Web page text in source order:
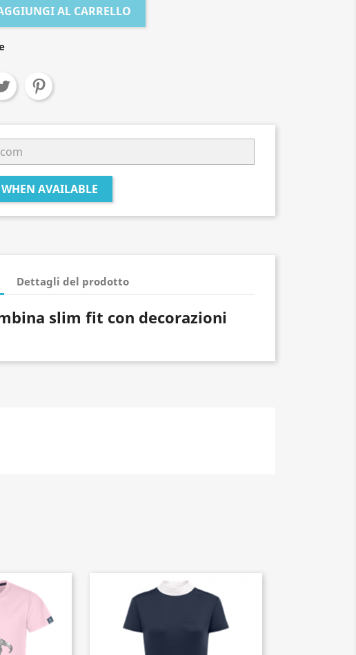
AL CARRELLO
AVAILABLE
Dettagli del prodotto
slim fit con decorazioni